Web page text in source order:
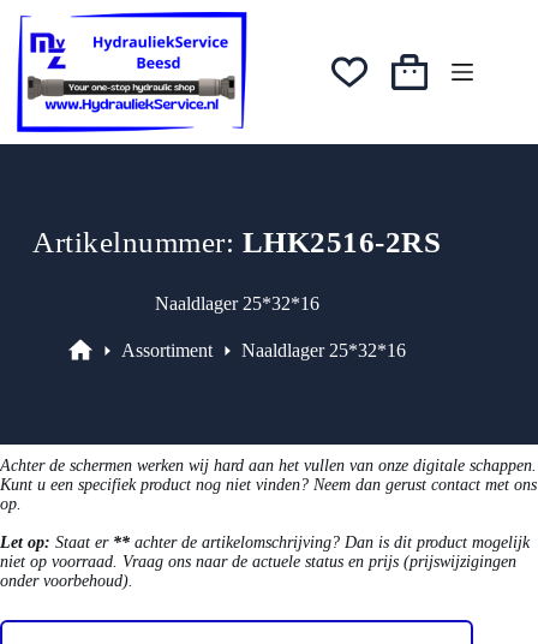
naar
inhoud
was:
€12,76.
€11,48.
Winkelwagen
Artikelnummer: LHK2516-2RS
Naaldlager 25*32*16
Assortiment Naaldlager 25*32*16
Achter de schermen werken wij hard aan het vullen van onze digitale schappen.
Kunt u een specifiek product nog niet vinden? Neem dan gerust contact met ons
op.
Let op: Staat er ** achter de artikelomschrijving? Dan is dit product mogelijk
niet op voorraad. Vraag ons naar de actuele status en prijs (prijswijzigingen
onder voorbehoud).